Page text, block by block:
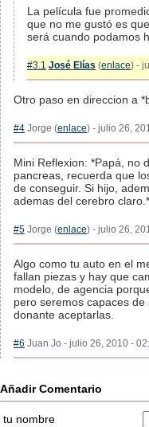
La película fue
que no me gustó es
será cuando podamos
#3.1 José Elías (enlace) -
Otro paso en direccion a
#4 Jorge (enlace) - julio 26,
Mini Reflexion: *Papá, no
pancreas, recuerda que
de conseguir. Si hijo,
ademas del cerebro claro.*
#5 Jorge (enlace) - julio 26,
Algo como tu auto en el
fallan piezas y hay que
modelo, de agencia
pero seremos capaces
donante aceptarlas.
#6 Juan Jo - julio 26, 2010 -
Añadir Comentario
tu nombre